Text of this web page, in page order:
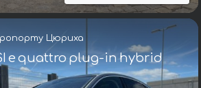
Цюриха
e quattro plug-in hybrid